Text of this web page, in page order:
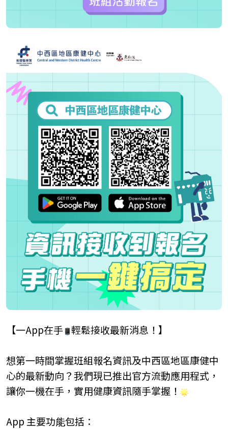
【一App在手 輕鬆接收最新消息！】
想第一時間掌握班組報名資訊及中西區地區康健中
心的最新動向？我們現已推出官方流動應用程式，
讓你一機在手，實用健康資訊隨手掌握！
App 主要功能包括：